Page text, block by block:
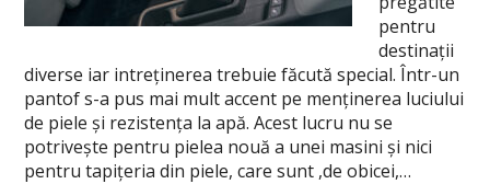
pentru
destinaţii
diverse iar intreţinerea trebuie făcută special. Într-un
pantof s-a pus mai mult accent pe menţinerea luciului
de piele şi rezistenţa la apă. Acest lucru nu se
potriveşte pentru pielea nouă a unei masini şi nici
pentru tapiţeria din piele, care sunt ,de obicei,…